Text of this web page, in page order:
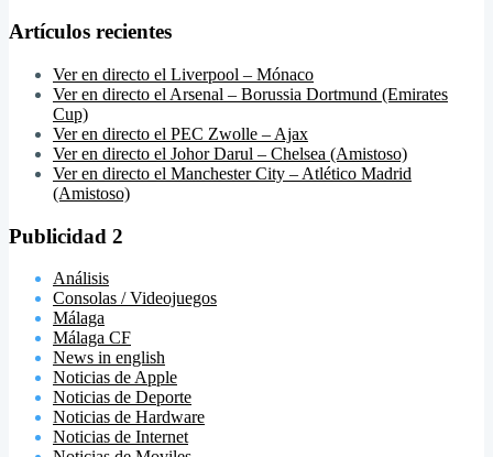
Artículos recientes
Ver en directo el Liverpool – Mónaco
Ver en directo el Arsenal – Borussia Dortmund (Emirates
Cup)
Ver en directo el PEC Zwolle – Ajax
Ver en directo el Johor Darul – Chelsea (Amistoso)
Ver en directo el Manchester City – Atlético Madrid
(Amistoso)
Publicidad 2
Análisis
Consolas / Videojuegos
Málaga
Málaga CF
News in english
Noticias de Apple
Noticias de Deporte
Noticias de Hardware
Noticias de Internet